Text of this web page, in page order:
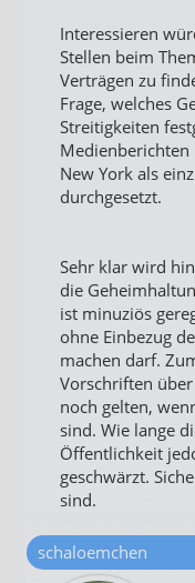
Interessieren
Stellen beim
Verträgen zu
Frage, welches
Streitigkeiten
Medienberichten
New York als
durchgesetzt.
Sehr klar wird
die
ist minuziös
ohne Einbezug
machen darf.
Vorschriften
noch gelten,
sind. Wie lange
Öffentlichkeit
geschwärzt.
sind.
schaloemchen